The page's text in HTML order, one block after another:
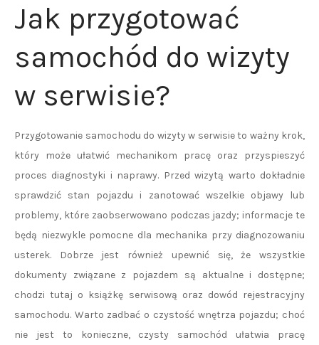
Jak przygotować
samochód do wizyty
w serwisie?
Przygotowanie samochodu do wizyty w serwisie to ważny krok,
który może ułatwić mechanikom pracę oraz przyspieszyć
proces diagnostyki i naprawy. Przed wizytą warto dokładnie
sprawdzić stan pojazdu i zanotować wszelkie objawy lub
problemy, które zaobserwowano podczas jazdy; informacje te
będą niezwykle pomocne dla mechanika przy diagnozowaniu
usterek. Dobrze jest również upewnić się, że wszystkie
dokumenty związane z pojazdem są aktualne i dostępne;
chodzi tutaj o książkę serwisową oraz dowód rejestracyjny
samochodu. Warto zadbać o czystość wnętrza pojazdu; choć
nie jest to konieczne, czysty samochód ułatwia pracę